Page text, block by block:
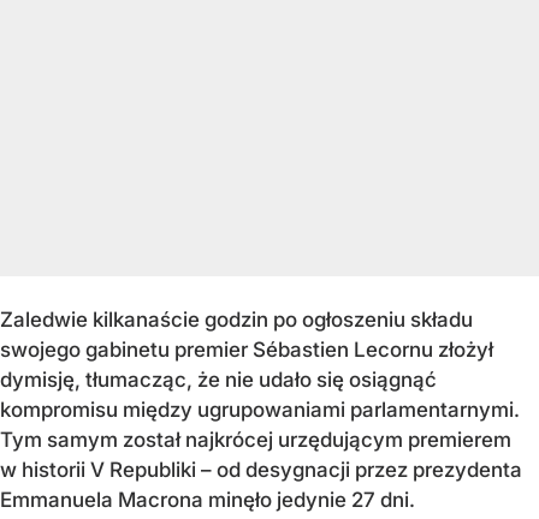
Zaledwie kilkanaście godzin po ogłoszeniu składu
swojego gabinetu premier Sébastien Lecornu złożył
dymisję, tłumacząc, że nie udało się osiągnąć
kompromisu między ugrupowaniami parlamentarnymi.
Tym samym został najkrócej urzędującym premierem
w historii V Republiki – od desygnacji przez prezydenta
Emmanuela Macrona minęło jedynie 27 dni.